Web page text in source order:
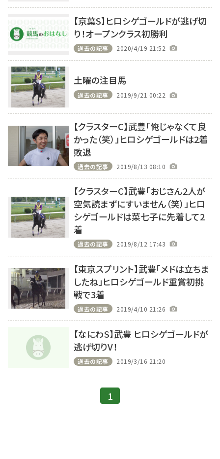
【京葉S】ヒロシゲゴールドが逃げ切
り！オープンクラス初勝利
過去の記事 2020/4/19 21:52
土曜の注目馬
過去の記事 2019/9/21 00:22
【クラスターC】武豊「俺じゃなくて良
かった（笑）」ヒロシゲゴールドは2着
敗退
過去の記事 2019/8/13 08:10
【クラスターC】武豊「おじさん2人が
空気読まずにすいません（笑）」ヒロ
シゲゴールドは菜七子に先着して2
着
過去の記事 2019/8/12 17:43
【東京スプリント】武豊「メドは立ちま
したね」ヒロシゲゴールド重賞初挑
戦で3着
過去の記事 2019/4/10 21:26
【なにわS】武豊 ヒロシゲゴールドが
逃げ切りV！
過去の記事 2019/3/16 21:20
1